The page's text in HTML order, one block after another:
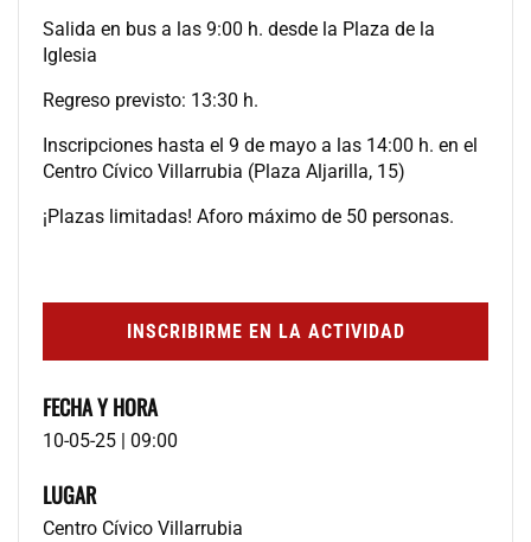
Salida en bus a las 9:00 h. desde la Plaza de la
Iglesia
Regreso previsto: 13:30 h.
Inscripciones hasta el 9 de mayo a las 14:00 h. en el
Centro Cívico Villarrubia (Plaza Aljarilla, 15)
¡Plazas limitadas! Aforo máximo de 50 personas.
INSCRIBIRME EN LA ACTIVIDAD
FECHA Y HORA
10-05-25 | 09:00
LUGAR
Centro Cívico Villarrubia